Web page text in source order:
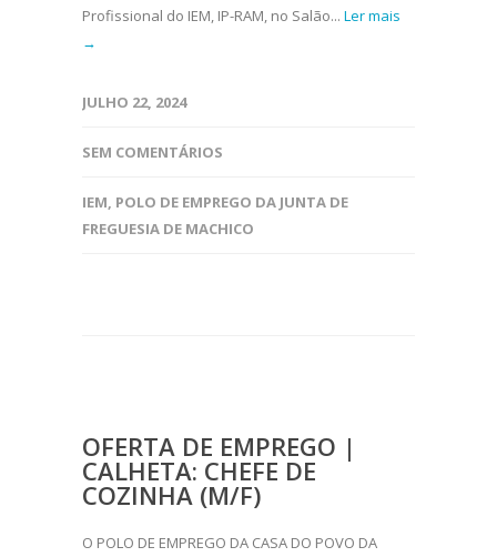
Profissional do IEM, IP-RAM, no Salão... Ler mais
→
JULHO 22, 2024
SEM COMENTÁRIOS
IEM, POLO DE EMPREGO DA JUNTA DE
FREGUESIA DE MACHICO
OFERTA DE EMPREGO |
CALHETA: CHEFE DE
COZINHA (M/F)
O POLO DE EMPREGO DA CASA DO POVO DA